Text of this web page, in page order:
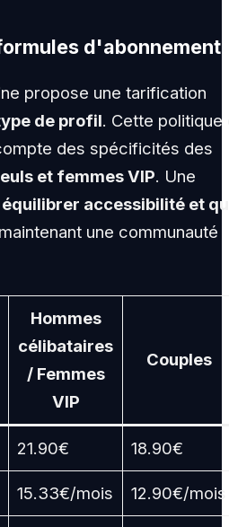
d'abonnement
propose une tarification
de profil. Cette politique
des spécificités des
et femmes VIP. Une
équilibrer accessibilité et
une communauté
Hommes
célibataires
/ Femmes
VIP
Couples
21.90€ 18.90€
15.33€/mois 12.90€/mois